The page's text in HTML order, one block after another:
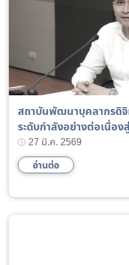
สถาบันพัฒนาบุคลากรดิ
ระดับกำลังอย่างต่อเนื่อ
ดิจิทัล นวัตกรรม และมาต
27 มี.ค. 2569
อ่านต่อ